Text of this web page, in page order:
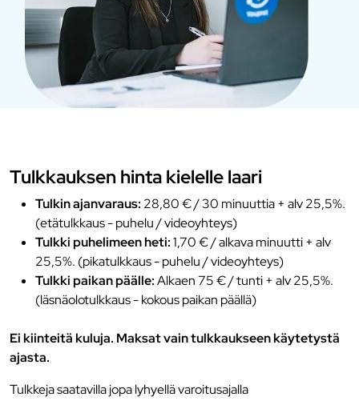
Tulkkauksen hinta kielelle laari
Tulkin ajanvaraus: 28,80 € / 30 minuuttia + alv 25,5%.
(etätulkkaus - puhelu / videoyhteys)
Tulkki puhelimeen heti:1,70 € / alkava minuutti + alv
25,5%. (pikatulkkaus - puhelu / videoyhteys)
Tulkki paikan päälle:Alkaen 75 € / tunti + alv 25,5%.
(läsnäolotulkkaus - kokous paikan päällä)
Ei kiinteitä kuluja. Maksat vain tulkkaukseen käytetystä
ajasta.
Tulkkeja saatavilla jopa lyhyellä varoitusajalla